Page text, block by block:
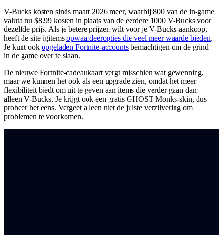
V-Bucks kosten sinds maart 2026 meer, waarbij 800 van de in-game
valuta nu $8.99 kosten in plaats van de eerdere 1000 V-Bucks voor
dezelfde prijs. Als je betere prijzen wilt voor je V-Bucks-aankoop,
heeft de site igitems opwaardeeropties die veel meer waarde bieden.
Je kunt ook opgeladen Fortnite-accounts bemachtigen om de grind
in de game over te slaan.
De nieuwe Fortnite-cadeaukaart vergt misschien wat gewenning,
maar we kunnen het ook als een upgrade zien, omdat het meer
flexibiliteit biedt om uit te geven aan items die verder gaan dan
alleen V-Bucks. Je krijgt ook een gratis GHOST Monks-skin, dus
probeer het eens. Vergeet alleen niet de juiste verzilvering om
problemen te voorkomen.